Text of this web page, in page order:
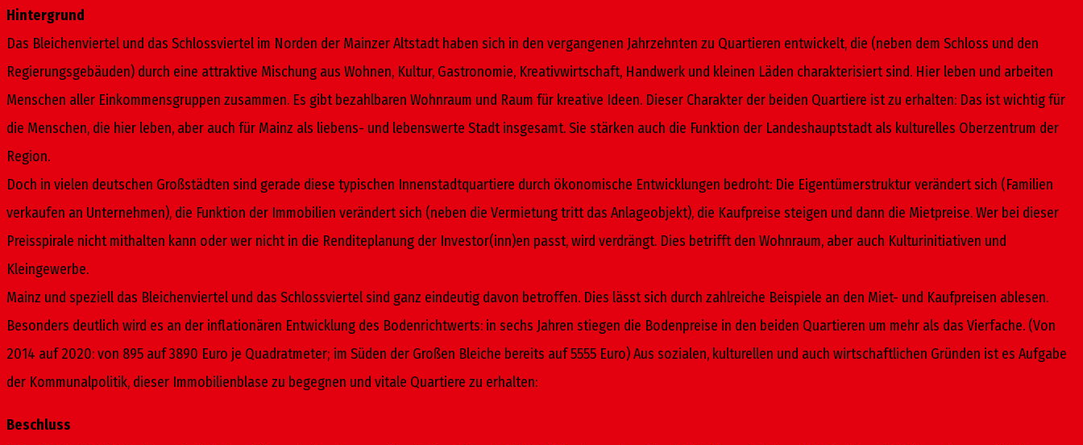
Hintergrund
Das Bleichenviertel und das Schlossviertel im Norden der Mainzer Altstadt haben sich in den vergangenen Jahrzehnten zu Quartieren entwickelt, die (neben dem Schloss und den
Regierungsgebäuden) durch eine attraktive Mischung aus Wohnen, Kultur, Gastronomie, Kreativwirtschaft, Handwerk und kleinen Läden charakterisiert sind. Hier leben und arbeiten
Menschen aller Einkommensgruppen zusammen. Es gibt bezahlbaren Wohnraum und Raum für kreative Ideen. Dieser Charakter der beiden Quartiere ist zu erhalten: Das ist wichtig für
die Menschen, die hier leben, aber auch für Mainz als liebens- und lebenswerte Stadt insgesamt. Sie stärken auch die Funktion der Landeshauptstadt als kulturelles Oberzentrum der
Region.
Doch in vielen deutschen Großstädten sind gerade diese typischen Innenstadtquartiere durch ökonomische Entwicklungen bedroht: Die Eigentümerstruktur verändert sich (Familien
verkaufen an Unternehmen), die Funktion der Immobilien verändert sich (neben die Vermietung tritt das Anlageobjekt), die Kaufpreise steigen und dann die Mietpreise. Wer bei dieser
Preisspirale nicht mithalten kann oder wer nicht in die Renditeplanung der Investor(inn)en passt, wird verdrängt. Dies betrifft den Wohnraum, aber auch Kulturinitiativen und
Kleingewerbe.
Mainz und speziell das Bleichenviertel und das Schlossviertel sind ganz eindeutig davon betroffen. Dies lässt sich durch zahlreiche Beispiele an den Miet- und Kaufpreisen ablesen.
Besonders deutlich wird es an der inflationären Entwicklung des Bodenrichtwerts: in sechs Jahren stiegen die Bodenpreise in den beiden Quartieren um mehr als das Vierfache. (Von
2014 auf 2020: von 895 auf 3890 Euro je Quadratmeter; im Süden der Großen Bleiche bereits auf 5555 Euro) Aus sozialen, kulturellen und auch wirtschaftlichen Gründen ist es Aufgabe
der Kommunalpolitik, dieser Immobilienblase zu begegnen und vitale Quartiere zu erhalten:
Beschluss